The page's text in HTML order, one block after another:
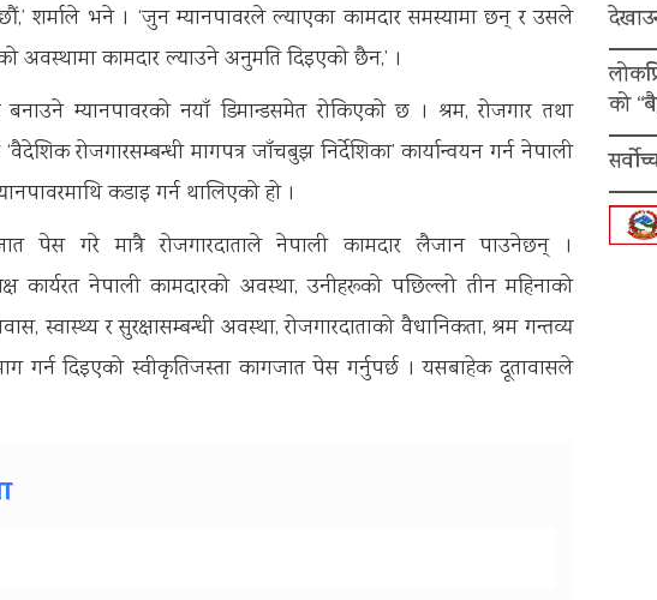
शर्माले भने । ‘जुन म्यानपावरले ल्याएका कामदार समस्यामा छन् र उसले
अवस्थामा कामदार ल्याउने अनुमति दिइएको छैन,’ ।
म्यानपावरको नयाँ डिमान्डसमेत रोकिएको छ । श्रम, रोजगार तथा
रोजगारसम्बन्धी मागपत्र जाँचबुझ निर्देशिका’ कार्यान्वयन गर्न नेपाली
कडाइ गर्न थालिएको हो ।
पेस गरे मात्रै रोजगारदाताले नेपाली कामदार लैजान पाउनेछन् ।
कार्यरत नेपाली कामदारको अवस्था, उनीहरूको पछिल्लो तीन महिनाको
स्वास्थ्य र सुरक्षासम्बन्धी अवस्था, रोजगारदाताको वैधानिकता, श्रम गन्तव्य
गर्न दिइएको स्वीकृतिजस्ता कागजात पेस गर्नुपर्छ । यसबाहेक दूतावासले
को